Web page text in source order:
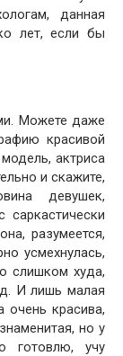
данная
лет, если бы
Можете даже
красивой
актриса
и скажите,
девушек,
разумеется,
усмехнулась,
слишком худа,
д. И лишь малая
очень красива,
но у
готовлю, учу